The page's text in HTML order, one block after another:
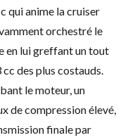
qui anime la cruiser
orchestré le
en lui greffant un tout
des plus costauds.
le moteur, un
de compression élevé,
finale par